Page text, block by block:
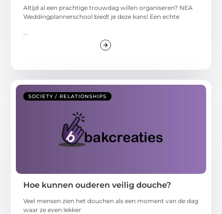
Altijd al een prachtige trouwdag willen organiseren? NEA
Weddingplannerschool biedt je deze kans! Een echte
...
SOCIETY / RELATIONSHIPS
Hoe kunnen ouderen veilig douche?
Veel mensen zien het douchen als een moment van de dag
waar ze even lekker